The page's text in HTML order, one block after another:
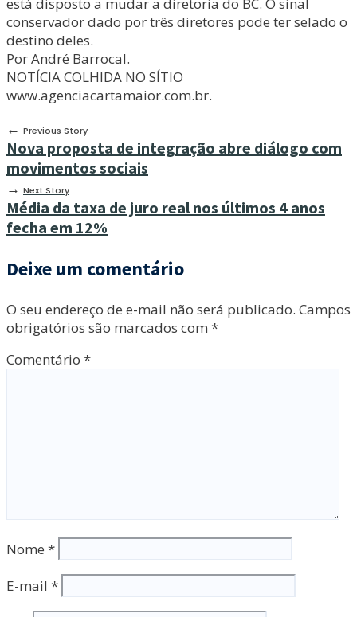
conservador dado por três diretores pode ter selado o
destino deles.
Por André Barrocal.
NOTÍCIA COLHIDA NO SÍTIO
www.agenciacartamaior.com.br.
← Previous Story
Nova proposta de integração abre diálogo com
movimentos sociais
→ Next Story
Média da taxa de juro real nos últimos 4 anos
fecha em 12%
Deixe um comentário
O seu endereço de e-mail não será publicado. Campos
obrigatórios são marcados com *
Comentário *
Nome *
E-mail *